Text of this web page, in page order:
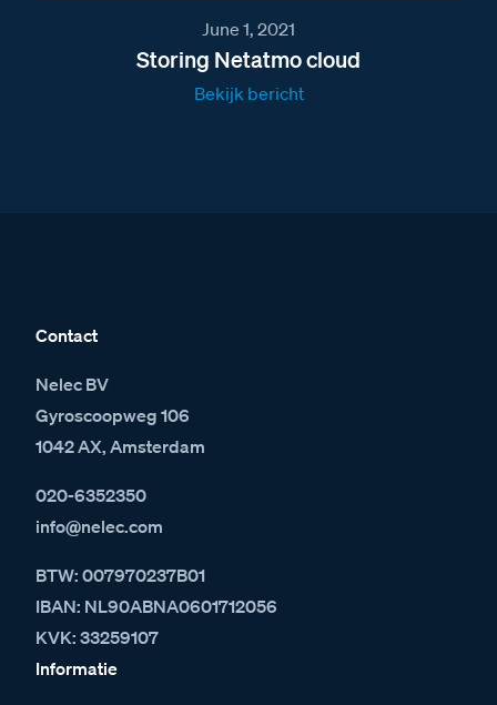
June 1, 2021
Storing Netatmo cloud
Bekijk bericht
Contact
Nelec BV
Gyroscoopweg 106
1042 AX, Amsterdam
020-6352350
info@nelec.com
BTW: 007970237B01
IBAN: NL90ABNA0601712056
KVK: 33259107
Informatie